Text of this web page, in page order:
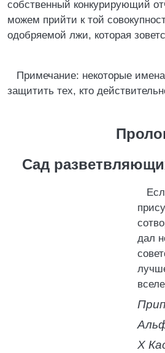
собственный конкурирующий
можем прийти к той
одобряемой лжи, которая
Примечание: некоторые
защитить тех, кто
Сад
дал
Х